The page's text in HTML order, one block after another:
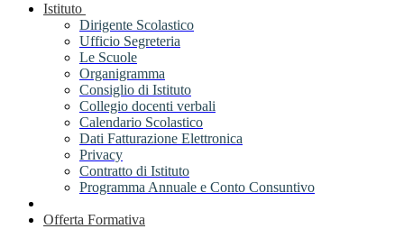
Istituto
Dirigente Scolastico
Ufficio Segreteria
Le Scuole
Organigramma
Consiglio di Istituto
Collegio docenti verbali
Calendario Scolastico
Dati Fatturazione Elettronica
Privacy
Contratto di Istituto
Programma Annuale e Conto Consuntivo
Offerta Formativa